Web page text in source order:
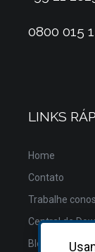
0800 015
LINKS
Home
Contato
Trabalhe
Central de
Blog